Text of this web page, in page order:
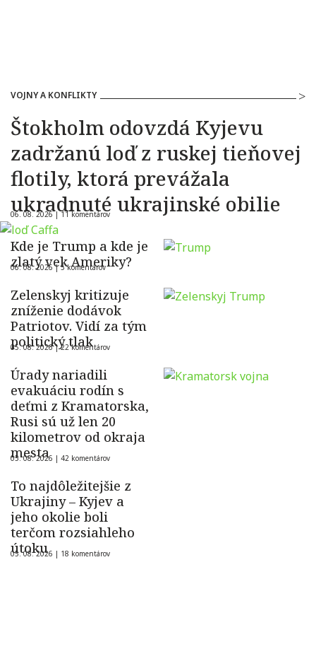
VOJNY A KONFLIKTY
Štokholm odovzdá Kyjevu
zadržanú loď z ruskej tieňovej
flotily, ktorá prevážala
ukradnuté ukrajinské obilie
06. 08. 2026 |11 komentárov
Kde je Trump a kde je
zlatý vek Ameriky?
06. 08. 2026 |5 komentárov
Zelenskyj kritizuje
zníženie dodávok
Patriotov. Vidí za tým
politický tlak
05. 08. 2026 |22 komentárov
Úrady nariadili
evakuáciu rodín s
deťmi z Kramatorska,
Rusi sú už len 20
kilometrov od okraja
mesta
05. 08. 2026 | 42 komentárov
To najdôležitejšie z
Ukrajiny – Kyjev a
jeho okolie boli
terčom rozsiahleho
útoku
05. 08. 2026 | 18 komentárov